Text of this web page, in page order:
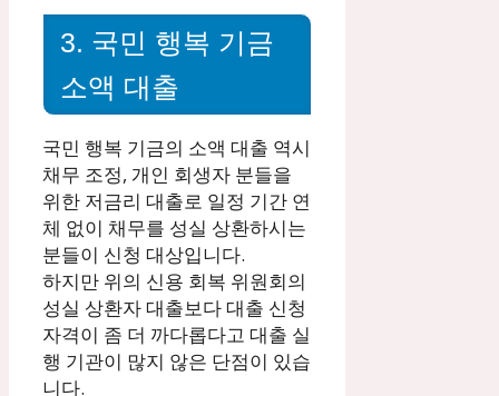
3. 국민 행복 기금
소액 대출
국민 행복 기금의 소액 대출 역시
채무 조정, 개인 회생자 분들을
위한 저금리 대출로 일정 기간 연
체 없이 채무를 성실 상환하시는
분들이 신청 대상입니다.
하지만 위의 신용 회복 위원회의
성실 상환자 대출보다 대출 신청
자격이 좀 더 까다롭다고 대출 실
행 기관이 많지 않은 단점이 있습
니다.